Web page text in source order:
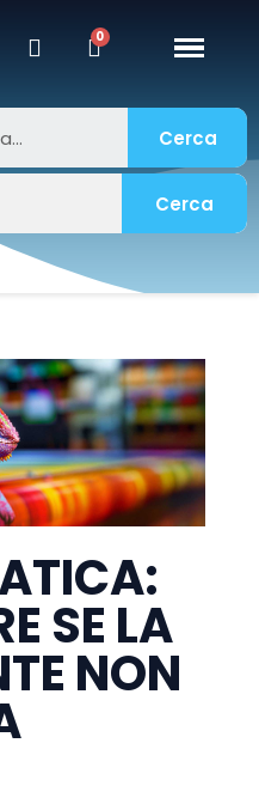
Cerca
Cerca
SE LA
NON